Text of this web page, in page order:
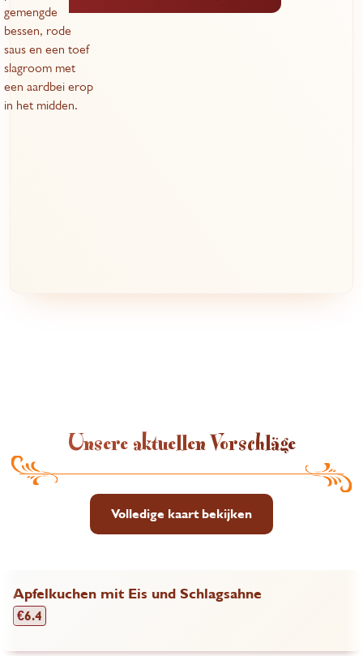
Unsere aktuellen Vorschläge
Volledige kaart bekijken
Apfelkuchen mit Eis und Schlagsahne
€6.4